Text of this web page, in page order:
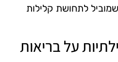
לתחושת קלילות
על בריאות